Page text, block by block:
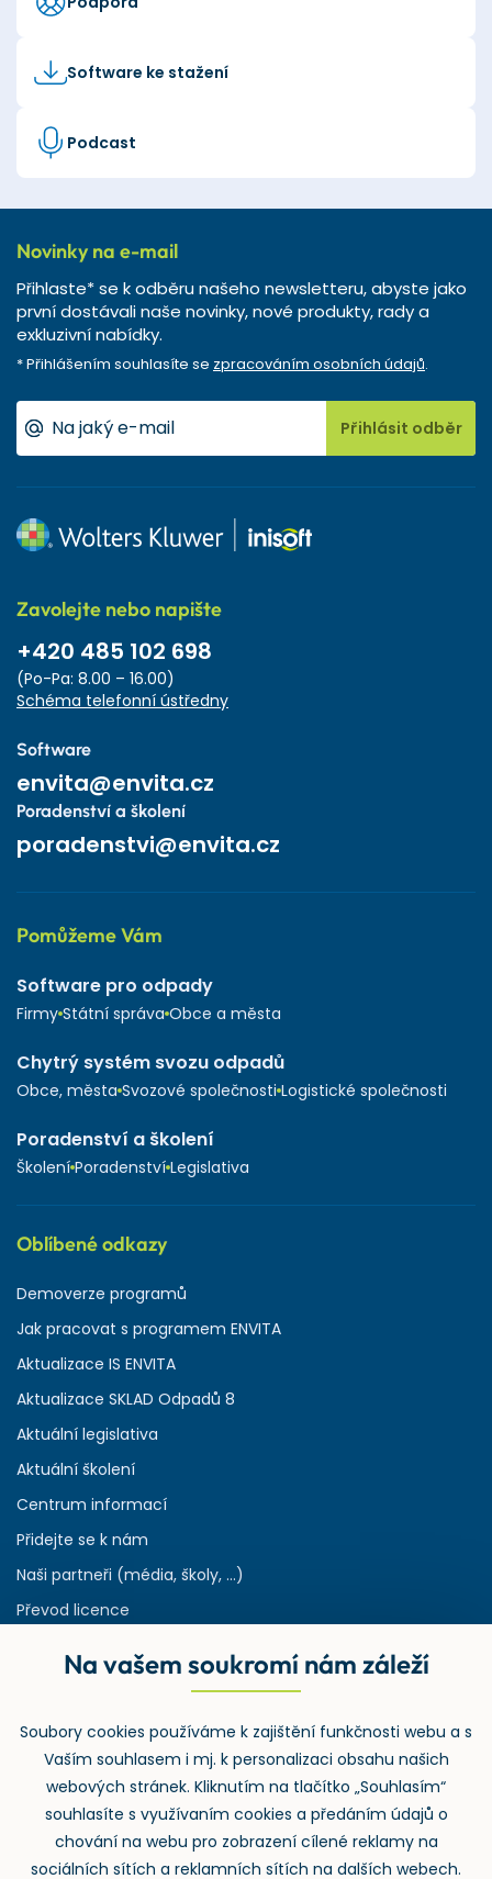
Software ke stažení
Podcast
Novinky na e-mail
Přihlaste* se k odběru našeho newsletteru, abyste jako
první dostávali naše novinky, nové produkty, rady a
exkluzivní nabídky.
* Přihlášením souhlasíte se zpracováním osobních údajů.
Přihlásit odběr
Zavolejte nebo napište
+420 485 102 698
(Po-Pa: 8.00 – 16.00)
Schéma telefonní ústředny
Software
envita@envita.cz
Poradenství a školení
poradenstvi@envita.cz
Pomůžeme Vám
Software pro odpady
Firmy Státní správa Obce a města
Chytrý systém svozu odpadů
Obce, města Svozové společnosti Logistické společnosti
Poradenství a školení
Školení Poradenství Legislativa
Oblíbené odkazy
Demoverze programů
Jak pracovat s programem ENVITA
Aktualizace IS ENVITA
Aktualizace SKLAD Odpadů 8
Aktuální legislativa
Aktuální školení
Centrum informací
Přidejte se k nám
Naši partneři (média, školy, ...)
Převod licence
Rejstřík používaných zkratek v odpadech
Zpětný odběr
Na vašem soukromí nám záleží
Soubory cookies používáme k zajištění funkčnosti webu a s
Vaším souhlasem i mj. k personalizaci obsahu našich
webových stránek. Kliknutím na tlačítko „Souhlasím“
souhlasíte s využívaním cookies a předáním údajů o
chování na webu pro zobrazení cílené reklamy na
sociálních sítích a reklamních sítích na dalších webech.